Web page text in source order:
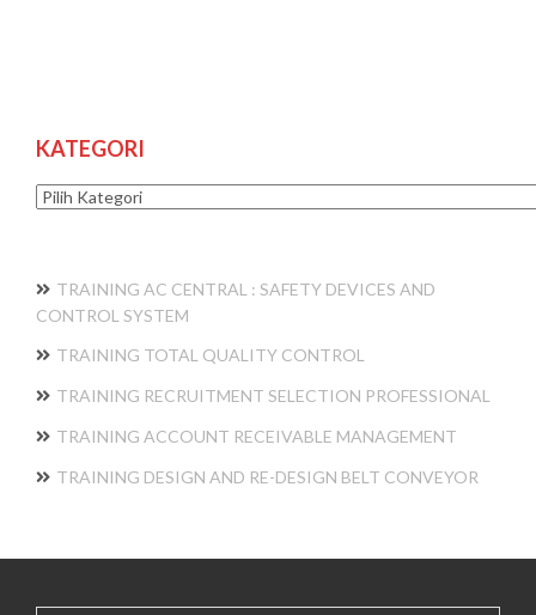
KATEGORI
Kategori
TRAINING AC CENTRAL : SAFETY DEVICES AND
CONTROL SYSTEM
TRAINING TOTAL QUALITY CONTROL
TRAINING RECRUITMENT SELECTION PROFESSIONAL
TRAINING ACCOUNT RECEIVABLE MANAGEMENT
TRAINING DESIGN AND RE-DESIGN BELT CONVEYOR